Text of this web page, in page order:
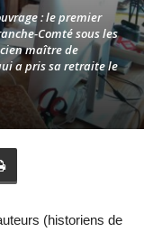
: le premier
Comté sous les
maître de
a pris sa retraite le
(historiens de